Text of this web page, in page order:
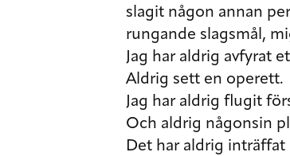
slagit någon annan
rungande slagsmål,
Jag har aldrig avfyrat
Aldrig sett en operett.
Jag har aldrig flugit
Och aldrig någonsin
Det har aldrig